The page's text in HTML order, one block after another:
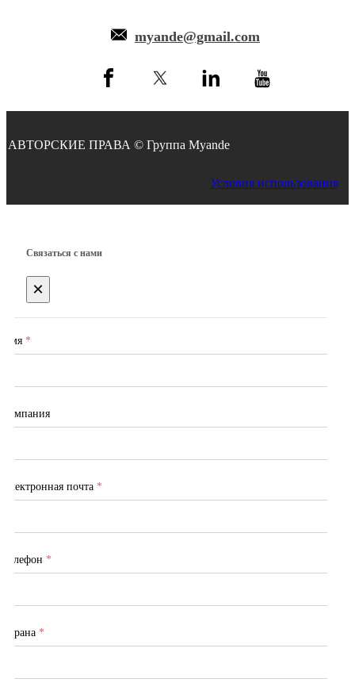
myande@gmail.com
АВТОРСКИЕ ПРАВА © Группа Myande
Условия использования
Связаться с нами
×
Имя *
Компания
Электронная почта *
Телефон *
Страна *